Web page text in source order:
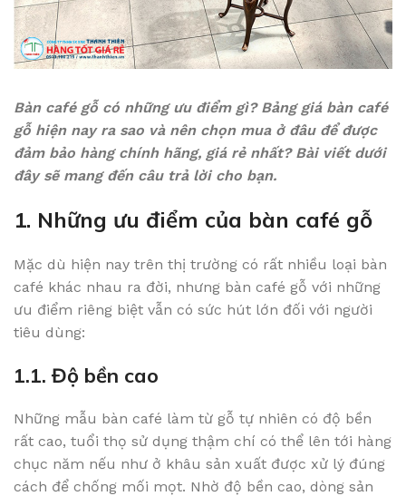
Bàn café gỗ có những ưu điểm gì? Bảng giá bàn café
gỗ hiện nay ra sao và nên chọn mua ở đâu để được
đảm bảo hàng chính hãng, giá rẻ nhất? Bài viết dưới
đây sẽ mang đến câu trả lời cho bạn.
1. Những ưu điểm của bàn café gỗ
Mặc dù hiện nay trên thị trường có rất nhiều loại bàn
café khác nhau ra đời, nhưng bàn café gỗ với những
ưu điểm riêng biệt vẫn có sức hút lớn đối với người
tiêu dùng:
1.1. Độ bền cao
Những mẫu bàn café làm từ gỗ tự nhiên có độ bền
rất cao, tuổi thọ sử dụng thậm chí có thể lên tới hàng
chục năm nếu như ở khâu sản xuất được xử lý đúng
cách để chống mối mọt. Nhờ độ bền cao, dòng sản